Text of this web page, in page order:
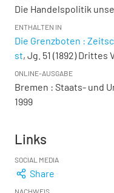
Die Handelspolitik
ENTHALTEN IN
Die Grenzboten :
st, Jg. 51 (1892) Drittes
ONLINE-AUSGABE
Bremen : Staats- und
1999
Links
SOCIAL MEDIA
Share
NACHWEIS